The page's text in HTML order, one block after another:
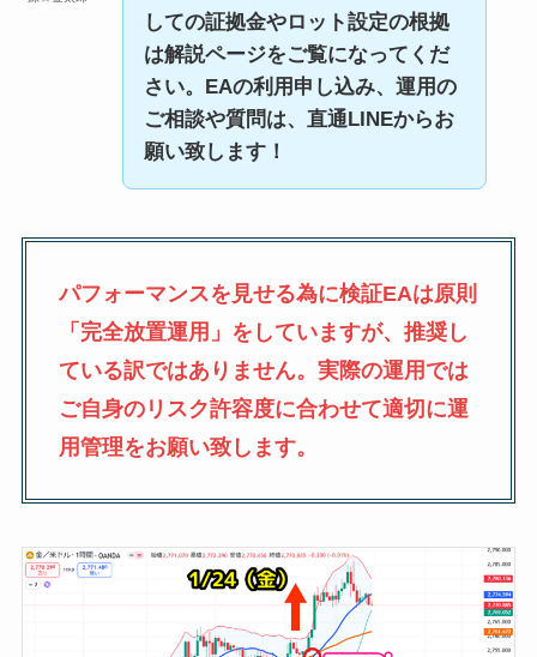
しての証拠金やロット設定の根拠
は解説ページをご覧になってくだ
さい。EAの利用申し込み、運用の
ご相談や質問は、直通LINEからお
願い致します！
パフォーマンスを見せる為に検証EAは原則
「完全放置運用」をしていますが、推奨し
ている訳ではありません。実際の運用では
ご自身のリスク許容度に合わせて適切に運
用管理をお願い致します。